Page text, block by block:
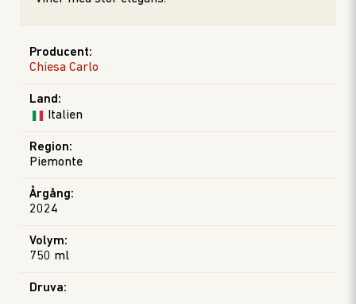
Producent:
Chiesa Carlo
Land :
Italien
Region:
Piemonte
Årgång:
2024
Volym:
750 ml
Druva: